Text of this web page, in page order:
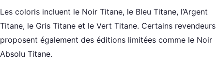
Les coloris incluent le Noir Titane, le Bleu Titane, l’Argent
Titane, le Gris Titane et le Vert Titane. Certains revendeurs
proposent également des éditions limitées comme le Noir
Absolu Titane.